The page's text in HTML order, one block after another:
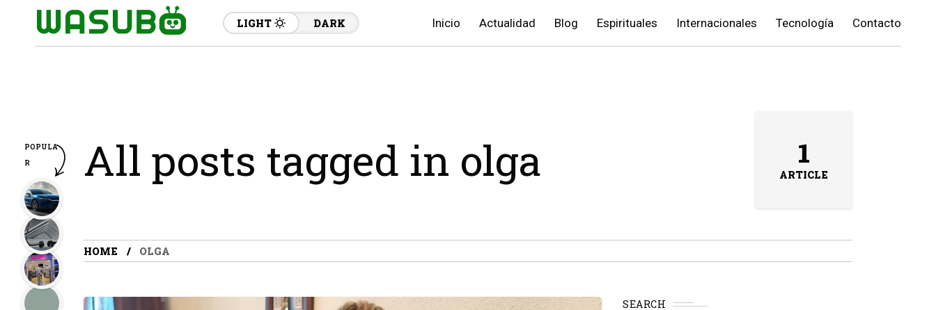
LIGHT DARK Inicio Actualidad Blog Espirituales Internacionales Tecnología Contacto
All posts tagged in olga 1
ARTICLE
HOME OLGA
SEARCH
POPULA
R